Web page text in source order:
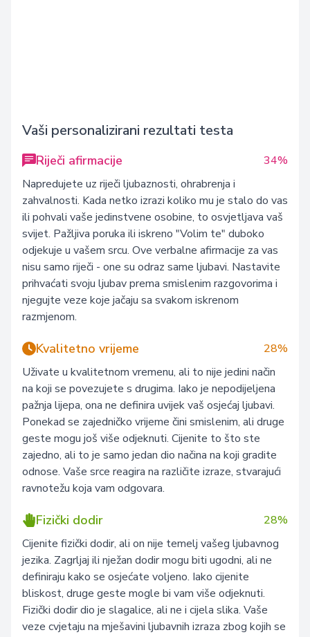
Vaši personalizirani rezultati testa
Riječi afirmacije
34%
Napredujete uz riječi ljubaznosti, ohrabrenja i
zahvalnosti. Kada netko izrazi koliko mu je stalo do vas
ili pohvali vaše jedinstvene osobine, to osvjetljava vaš
svijet. Pažljiva poruka ili iskreno "Volim te" duboko
odjekuje u vašem srcu. Ove verbalne afirmacije za vas
nisu samo riječi - one su odraz same ljubavi. Nastavite
prihvaćati svoju ljubav prema smislenim razgovorima i
njegujte veze koje jačaju sa svakom iskrenom
razmjenom.
Kvalitetno vrijeme
28%
Uživate u kvalitetnom vremenu, ali to nije jedini način
na koji se povezujete s drugima. Iako je nepodijeljena
pažnja lijepa, ona ne definira uvijek vaš osjećaj ljubavi.
Ponekad se zajedničko vrijeme čini smislenim, ali druge
geste mogu još više odjeknuti. Cijenite to što ste
zajedno, ali to je samo jedan dio načina na koji gradite
odnose. Vaše srce reagira na različite izraze, stvarajući
ravnotežu koja vam odgovara.
Fizički dodir
28%
Cijenite fizički dodir, ali on nije temelj vašeg ljubavnog
jezika. Zagrljaj ili nježan dodir mogu biti ugodni, ali ne
definiraju kako se osjećate voljeno. Iako cijenite
bliskost, druge geste mogle bi vam više odjeknuti.
Fizički dodir dio je slagalice, ali ne i cijela slika. Vaše
veze cvjetaju na mješavini ljubavnih izraza zbog kojih se